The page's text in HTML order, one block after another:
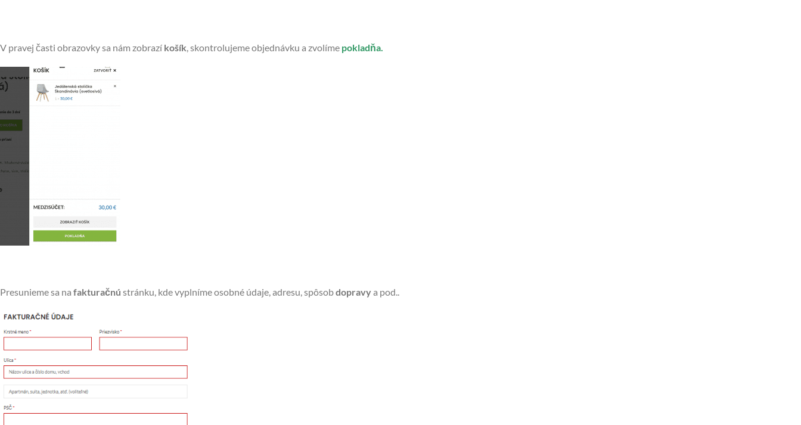
V pravej časti obrazovky sa nám zobrazí košík, skontrolujeme objednávku a zvolíme pokladňa.
Presunieme sa na fakturačnú stránku, kde vyplníme osobné údaje, adresu, spôsobdopravya pod..